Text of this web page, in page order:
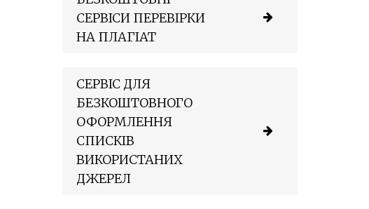
СЕРВІСИ ПЕРЕВІРКИ
НА ПЛАГІАТ
СЕРВІС ДЛЯ
БЕЗКОШТОВНОГО
ОФОРМЛЕННЯ
СПИСКІВ
ВИКОРИСТАНИХ
ДЖЕРЕЛ